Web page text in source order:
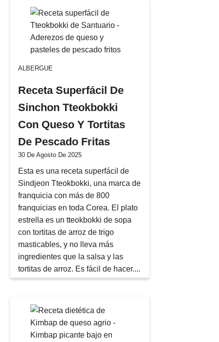
ALBERGUE
Receta Superfácil De
Sinchon Tteokbokki
Con Queso Y Tortitas
De Pescado Fritas
30 De Agosto De 2025
Esta es una receta superfácil de
Sindjeon Tteokbokki, una marca de
franquicia con más de 800
franquicias en toda Corea. El plato
estrella es un tteokbokki de sopa
con tortitas de arroz de trigo
masticables, y no lleva más
ingredientes que la salsa y las
tortitas de arroz. Es fácil de hacer....